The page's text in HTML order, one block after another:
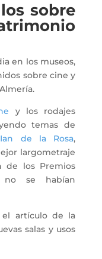
sobre
en los museos,
sobre cine y
y los rodajes
temas de
Ian de la Rosa,
largometraje
de los Premios
no se habían
el artículo de la
salas y usos